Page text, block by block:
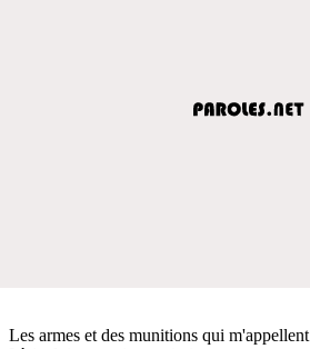
Les armes et des munitions qui m'appellent